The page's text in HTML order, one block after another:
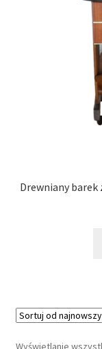
Drewniany
Wyświetlanie